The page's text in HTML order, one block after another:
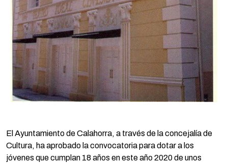
El Ayuntamiento de Calahorra, a través de la concejalía de
Cultura, ha aprobado la convocatoria para dotar a los
jóvenes que cumplan 18 años en este año 2020 de unos